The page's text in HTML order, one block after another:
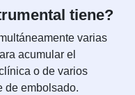
tiene?
varias
acumular el
o de varios
de embolsado.